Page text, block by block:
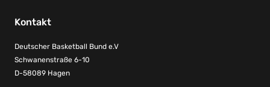
Kontakt
Deutscher Basketball Bund e.V
Schwanenstraße 6-10
D-58089 Hagen